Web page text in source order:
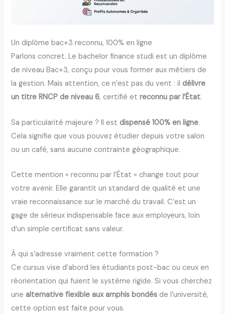
Un diplôme bac+3 reconnu, 100% en ligne
Parlons concret. Le bachelor finance studi est un diplôme
de niveau Bac+3, conçu pour vous former aux métiers de
la gestion. Mais attention, ce n’est pas du vent : ildélivre
un titre RNCP de niveau 6, certifié etreconnu par l’État.
Sa particularité majeure ? Il estdispensé 100% en ligne.
Cela signifie que vous pouvez étudier depuis votre salon
ou un café, sans aucune contrainte géographique.
Cette mention « reconnu par l’État » change tout pour
votre avenir. Elle garantit un standard de qualité et une
vraie reconnaissance sur le marché du travail. C’est un
gage de sérieux indispensable face aux employeurs, loin
d’un simple certificat sans valeur.
À qui s’adresse vraiment cette formation ?
Ce cursus vise d’abord les étudiants post-bac ou ceux en
réorientation qui fuient le système rigide. Si vous cherchez
une alternative flexible aux amphis bondés de l’université,
cette option est faite pour vous.